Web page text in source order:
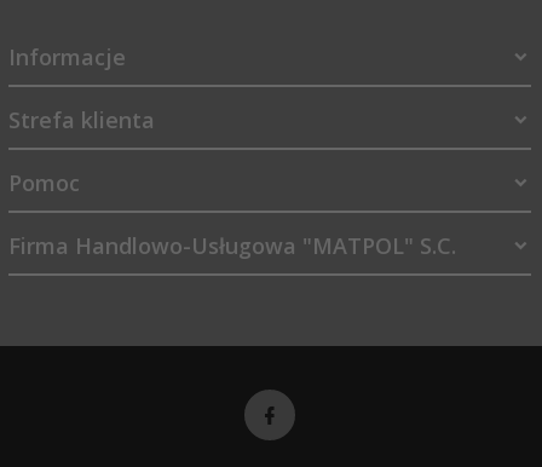
Informacje
Strefa klienta
Pomoc
Firma Handlowo-Usługowa "MATPOL" S.C.